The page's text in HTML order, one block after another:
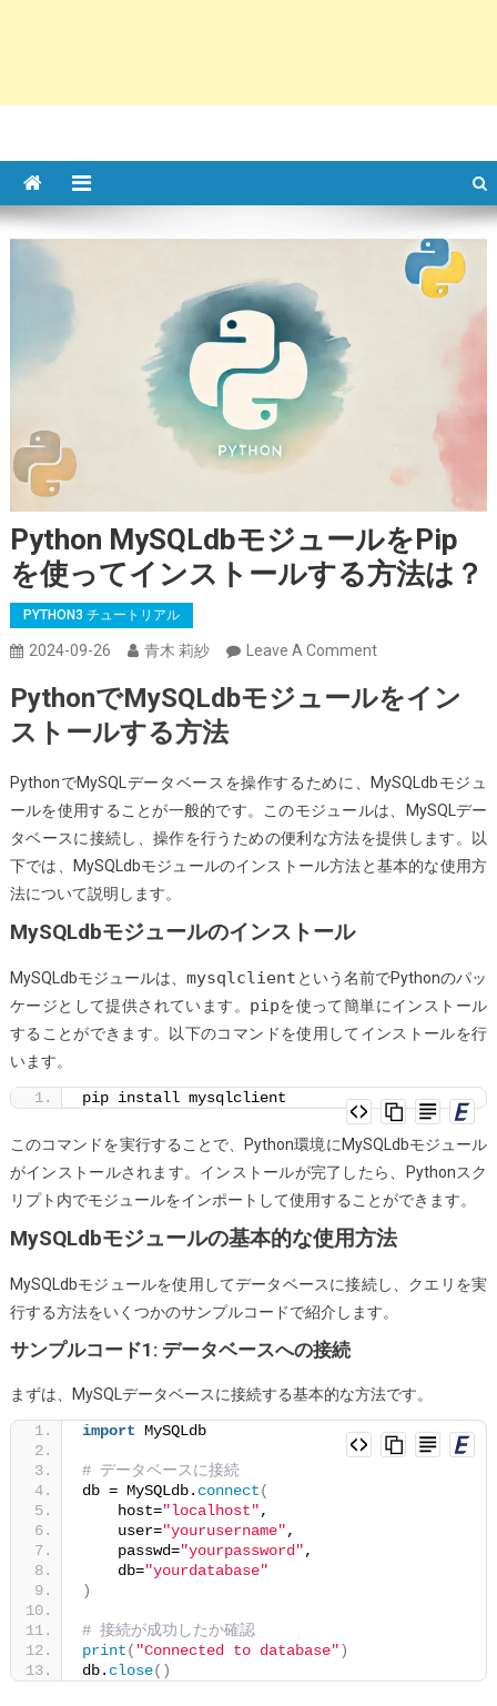
Python MySQLdbモジュールをpip
を使ってインストールする方法は？
PYTHON3 チュートリアル
2024-09-26 青木 莉紗 Leave A CommentOn
MySQLdb
ュ
ー
ル
を
っ
て
イ
ス
ト
ー
ル
す
る
法
は？
PythonでMySQLdbモジュールをイン
ストールする方法
PythonでMySQLデータベースを操作するために、MySQLdbモジュ
ールを使用することが一般的です。このモジュールは、MySQLデー
タベースに接続し、操作を行うための便利な方法を提供します。以
下では、MySQLdbモジュールのインストール方法と基本的な使用方
法について説明します。
MySQLdbモジュールのインストール
MySQLdbモジュールは、mysqlclient という名前でPythonのパッ
ケージとして提供されています。 pipを使って簡単にインストール
することができます。以下のコマンドを使用してインストールを行
います。
pip install mysqlclient
このコマンドを実行することで、Python環境にMySQLdbモジュール
がインストールされます。インストールが完了したら、Pythonスク
リプト内でモジュールをインポートして使用することができます。
MySQLdbモジュールの基本的な使用方法
MySQLdbモジュールを使用してデータベースに接続し、クエリを実
行する方法をいくつかのサンプルコードで紹介します。
サンプルコード1: データベースへの接続
まずは、MySQLデータベースに接続する基本的な方法です。
import MySQLdb
# データベースに接続
db = MySQLdb. connect(
    host=
"localhost",
    user=
"yourusername",
    passwd=
"yourpassword",
    db=
"yourdatabase"
)
# 接続が成功したか確認
print( "Connected to database")
db. close()